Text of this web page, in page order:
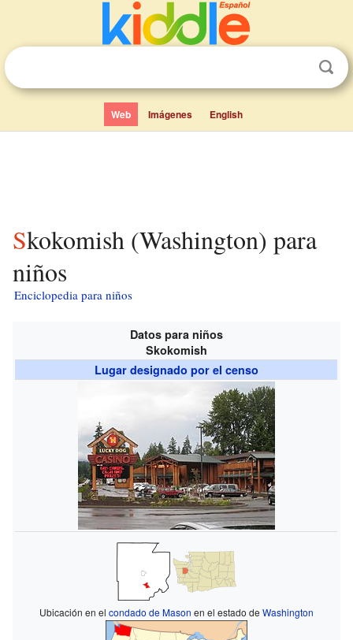
Web Imágenes English
Skokomish (Washington) para
niños
Enciclopedia para niños
Datos para niños
Skokomish
Lugar designado por el censo
Ubicación en el condado de Mason en el estado de Washington